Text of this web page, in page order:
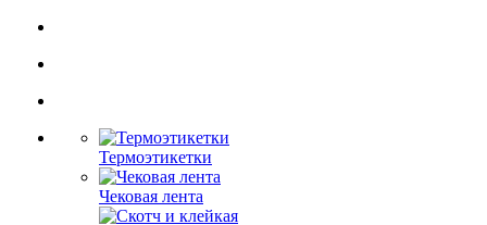
Термоэтикетки
Чековая лента